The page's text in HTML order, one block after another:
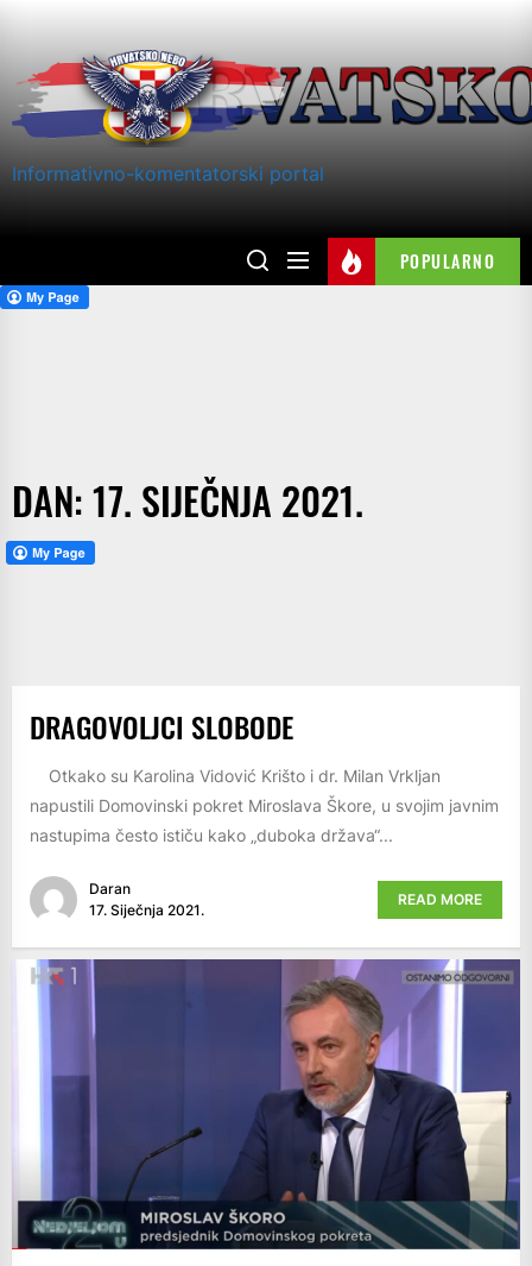
content
Informativno-komentatorski portal
POPULARNO
DAN:17. SIJEČNJA 2021.
DRAGOVOLJCI SLOBODE
Otkako su Karolina Vidović Krišto i dr. Milan Vrkljan
napustili Domovinski pokret Miroslava Škore, u svojim javnim
nastupima često ističu kako „duboka država“...
Daran
17. Siječnja 2021.
READ MORE